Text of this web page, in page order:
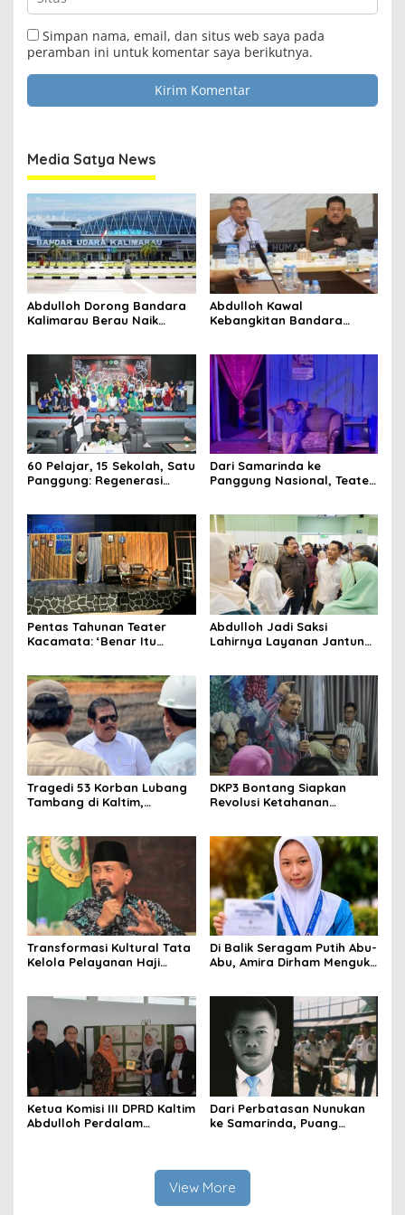
Simpan nama, email, dan situs web saya pada
peramban ini untuk komentar saya berikutnya.
Media Satya News
Abdulloh Dorong Bandara
Kalimarau Berau Naik
Abdulloh Kawal
Kebangkitan Bandara
Proyek Strategis
60 Pelajar, 15 Sekolah, Satu
Panggung: Regenerasi
Dari Samarinda ke
Panggung Nasional, Teater
Yogyakarta
Pentas Tahunan Teater
Kacamata: ‘Benar Itu
Abdulloh Jadi Saksi
Lahirnya Layanan Jantung
Rakyat
Tragedi 53 Korban Lubang
Tambang di Kaltim,
DKP3 Bontang Siapkan
Revolusi Ketahanan
Transformasi Kultural Tata
Kelola Pelayanan Haji
Di Balik Seragam Putih Abu-
Abu, Amira Dirham Mengukir
Ketua Komisi III DPRD Kaltim
Abdulloh Perdalam
Dari Perbatasan Nunukan
ke Samarinda, Puang
View More
email
Submit